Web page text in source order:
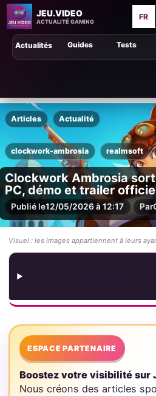
JEU.VIDEO
ACTUALITÉ GAMING
FR
Guides Tests
Actualités
Articles Actualité
clockwork-ambrosia realmsoft
Clockwork Ambrosia
PC, démo et trailer
Publié le12/05/2026 à 12:17 Par
Visuel : les images appartiennent à leurs
ESPACE PARTENAIRE
Boostez votre visibilité sur
Nous créons des articles